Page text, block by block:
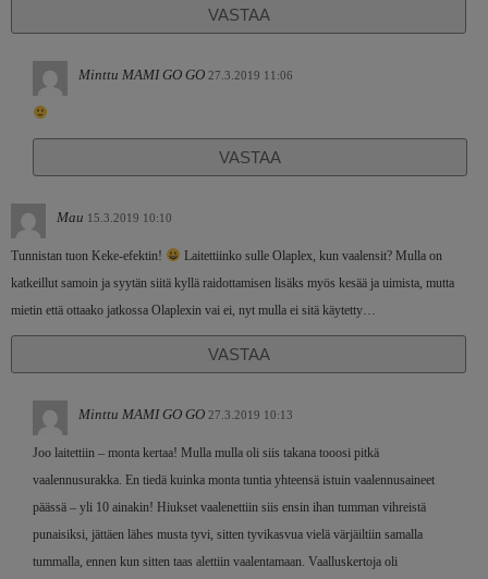
VASTAA
Minttu MAMI GO GO 27.3.2019 11:06
VASTAA
Mau 15.3.2019 10:10
Tunnistan tuon Keke-efektin!
Laitettiinko sulle Olaplex, kun vaalensit? Mulla on
katkeillut samoin ja syytän siitä kyllä raidottamisen lisäks myös kesää ja uimista, mutta
mietin että ottaako jatkossa Olaplexin vai ei, nyt mulla ei sitä käytetty…
VASTAA
Minttu MAMI GO GO 27.3.2019 10:13
Joo laitettiin – monta kertaa! Mulla mulla oli siis takana tooosi pitkä
vaalennusurakka. En tiedä kuinka monta tuntia yhteensä istuin vaalennusaineet
päässä – yli 10 ainakin! Hiukset vaalenettiin siis ensin ihan tumman vihreistä
punaisiksi, jättäen lähes musta tyvi, sitten tyvikasvua vielä värjäiltiin samalla
tummalla, ennen kun sitten taas alettiin vaalentamaan. Vaalluskertoja oli